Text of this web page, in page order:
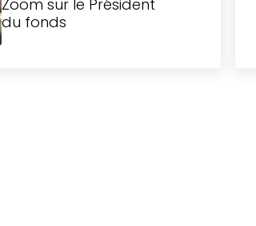
Zoom sur le Président
du fonds